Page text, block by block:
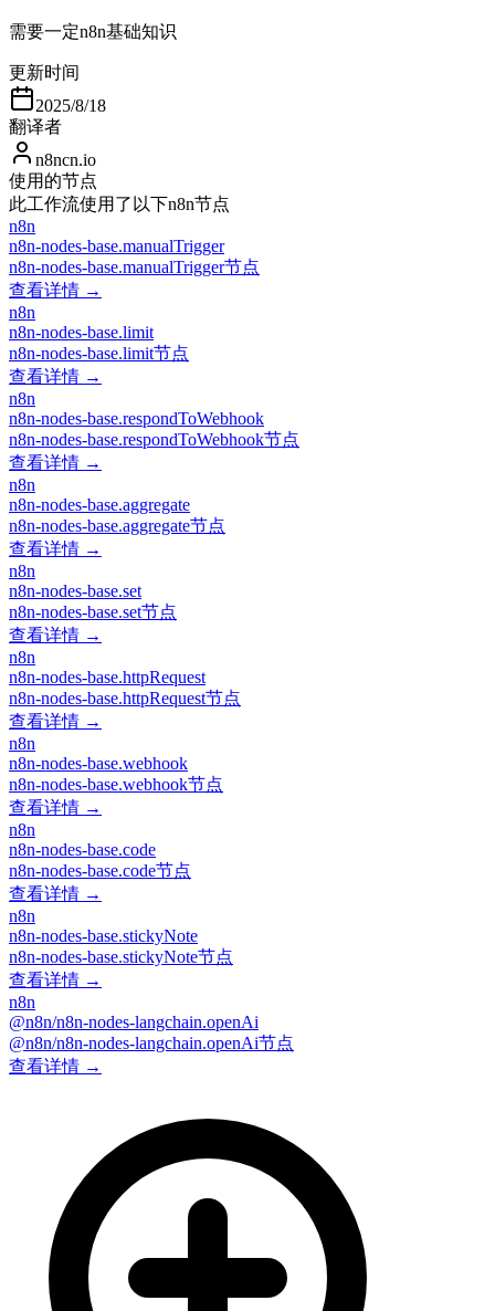
需要一定n8n基础知识
更新时间
2025/8/18
翻译者
n8ncn.io
使用的节点
此工作流使用了以下n8n节点
n8n
n8n-nodes-base.manualTrigger
n8n-nodes-base.manualTrigger节点
查看详情 →
n8n
n8n-nodes-base.limit
n8n-nodes-base.limit节点
查看详情 →
n8n
n8n-nodes-base.respondToWebhook
n8n-nodes-base.respondToWebhook节点
查看详情 →
n8n
n8n-nodes-base.aggregate
n8n-nodes-base.aggregate节点
查看详情 →
n8n
n8n-nodes-base.set
n8n-nodes-base.set节点
查看详情 →
n8n
n8n-nodes-base.httpRequest
n8n-nodes-base.httpRequest节点
查看详情 →
n8n
n8n-nodes-base.webhook
n8n-nodes-base.webhook节点
查看详情 →
n8n
n8n-nodes-base.code
n8n-nodes-base.code节点
查看详情 →
n8n
n8n-nodes-base.stickyNote
n8n-nodes-base.stickyNote节点
查看详情 →
n8n
@n8n/n8n-nodes-langchain.openAi
@n8n/n8n-nodes-langchain.openAi节点
查看详情 →